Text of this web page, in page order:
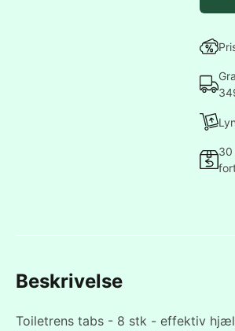
30
Beskrivelse
Toiletrens tabs - 8 stk - effektiv